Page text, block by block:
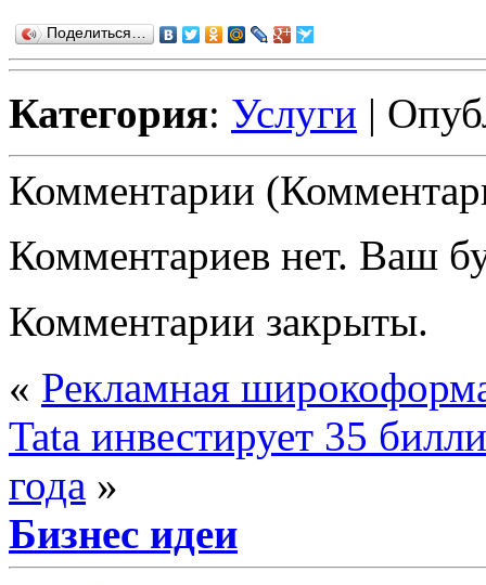
Поделиться…
Категория: Услуги |
Комментарии
Комментариев нет. Ваш
Комментарии закрыты.
« Рекламная
Tata инвестирует 35
года »
Бизнес идеи